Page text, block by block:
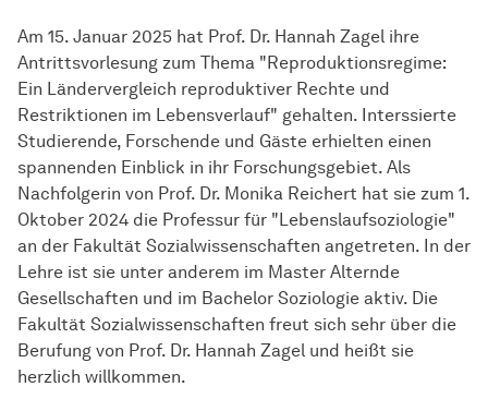
Am 15. Januar 2025 hat Prof. Dr. Hannah Zagel ihre
Antrittsvorlesung zum Thema "Reproduktionsregime:
Ein Ländervergleich reproduktiver Rechte und
Restriktionen im Lebensverlauf" gehalten. Interssierte
Studierende, Forschende und Gäste erhielten einen
spannenden Einblick in ihr Forschungsgebiet. Als
Nachfolgerin von Prof. Dr. Monika Reichert hat sie zum 1.
Oktober 2024 die Professur für "Lebenslaufsoziologie"
an der Fakultät Sozial­wissen­schaften angetreten. In der
Lehre ist sie unter anderem im Master Alternde
Gesellschaften und im Bachelor Soziologie aktiv. Die
Fakultät Sozial­wissen­schaften freut sich sehr über die
Berufung von Prof. Dr. Hannah Zagel und heißt sie
herzlich willkommen.